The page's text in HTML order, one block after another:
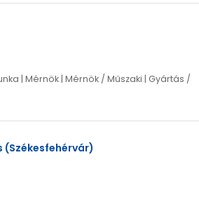
| Mérnök | Mérnök / Műszaki | Gyártás /